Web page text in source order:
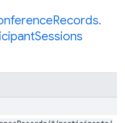
Records.
Sessions